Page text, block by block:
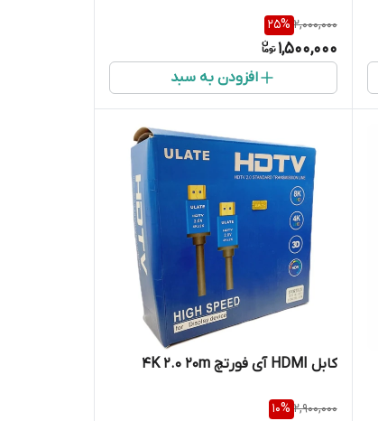
2,000,000
25%
1,500,000
افزودن به سبد
کابل HDMI آی فورتچ 4K 2.0 20m
2,900,000
10%